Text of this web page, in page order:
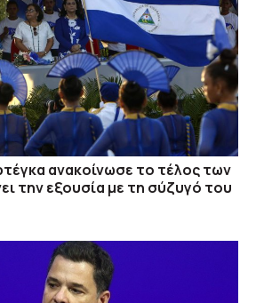
ανακοίνωσε το τέλος των
την εξουσία με τη σύζυγό του